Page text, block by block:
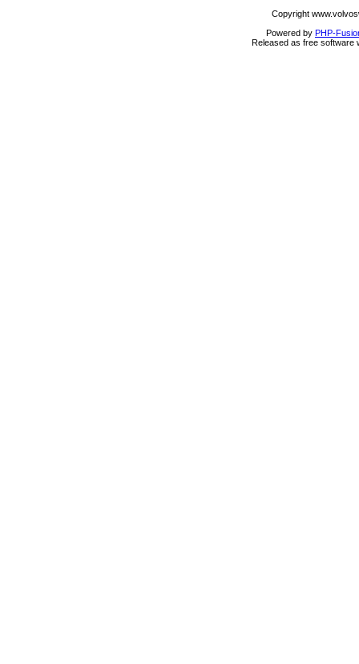
Copyright
Powered by PHP-
Released as free software